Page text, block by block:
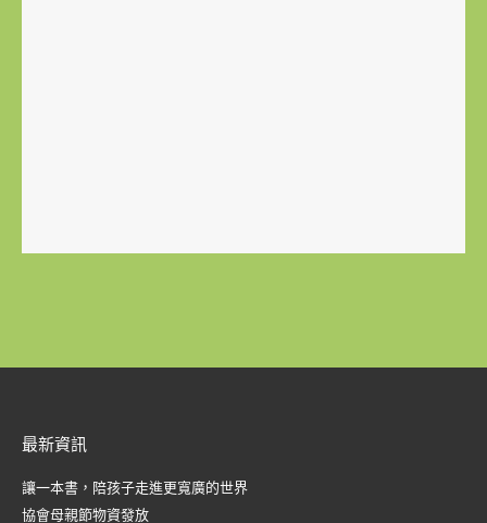
最新資訊
讓一本書，陪孩子走進更寬廣的世界
協會母親節物資發放